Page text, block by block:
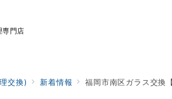
専門店
交換) 新着情報 福岡市南区ガラス交換